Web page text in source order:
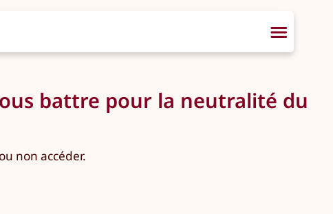
battre pour la neutralité du
non accéder.